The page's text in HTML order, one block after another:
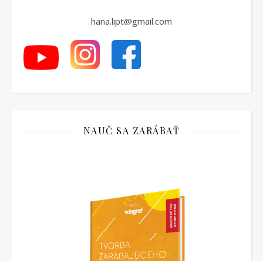
hana.lipt@gmail.com
NAUČ SA ZARÁBAŤ